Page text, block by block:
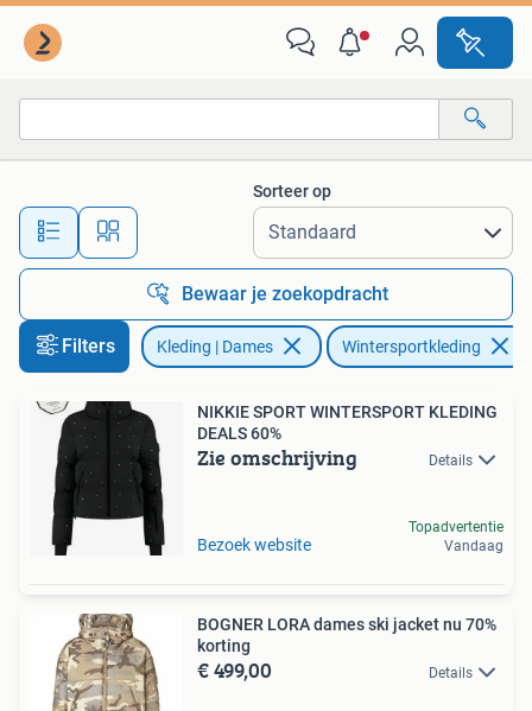
Alle afstanden…
Sorteer op
Bewaar je zoekopdracht
Filters Kleding | Dames Wintersportkleding
NIKKIE SPORT WINTERSPORT KLEDING
DEALS 60%
Zie omschrijving Details
Bezoek website
Topadvertentie
Vandaag
BOGNER LORA dames ski jacket nu 70%
korting
€ 499,00 Details